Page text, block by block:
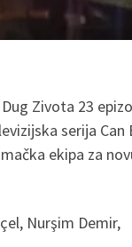
Zivota 23
serija Can
ekipa za
Nurşim Demir,